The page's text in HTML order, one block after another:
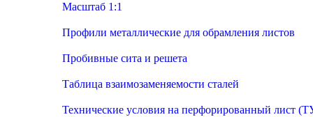
Масштаб 1:1
Профили металлические для обрамления листов
Пробивные сита и решета
Таблица взаимозаменяемости сталей
Технические условия на перфорированный лист